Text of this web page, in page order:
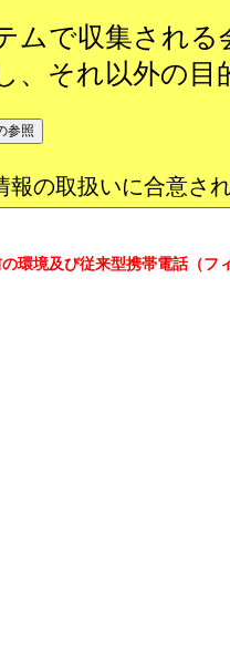
で収集される
、それ以外の目
の取扱いに合意さ
環境及び従来型携帯電話（フ